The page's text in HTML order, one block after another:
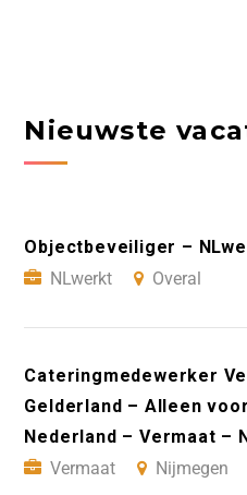
Nieuwste
Objectbeveiliger –
NLwerkt
Overal
Cateringmedewerker
Gelderland – Alleen
Nederland – Vermaat –
Vermaat
Nijmegen